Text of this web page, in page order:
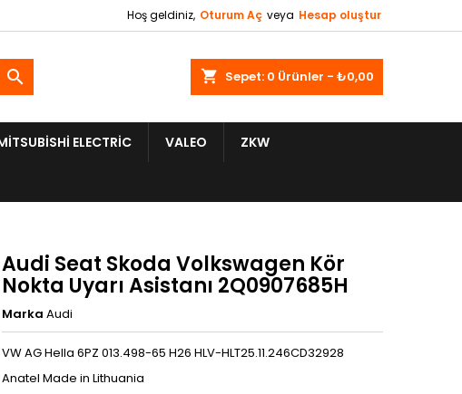
Hoş geldiniz, Oturum Aç veya Hesap oluştur
shopping_cart Sepet: 0 Ürünler - ₺0,00

ELECTRIC VALEO ZKW
Audi Seat Skoda Volkswagen Kör
Nokta Uyarı Asistanı 2Q0907685H
Marka Audi
VW AG Hella 6PZ 013.498-65 H26 HLV-HLT25.11.246CD32928
Anatel Made in Lithuania